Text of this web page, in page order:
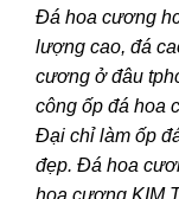
Đá hoa cương
lượng cao, đá
cương ở đâu
công ốp đá hoa
Đại chỉ làm ốp
đẹp. Đá hoa
hoa cương KIM